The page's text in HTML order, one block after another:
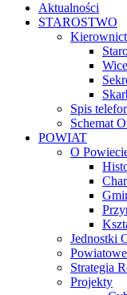
Aktualności
STAROSTWO
Spis
Schemat
POWIAT
O
Jednostki
Strategia
Projekty